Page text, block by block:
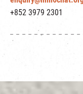
+852 3979 2301